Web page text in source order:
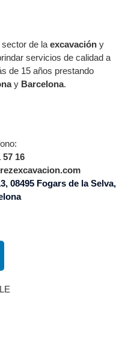
de la excavación y
servicios de calidad a
de 15 años prestando
y Barcelona.
57 16
08495 Fogars de la Selva,